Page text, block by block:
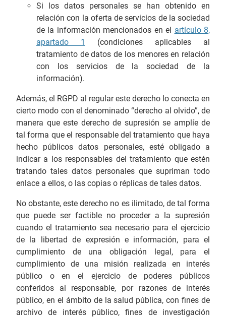
Si los datos personales se han obtenido en
relación con la oferta de servicios de la sociedad
de la información mencionados en el artículo 8,
apartado 1
(condiciones aplicables al
tratamiento de datos de los menores en relación
con los servicios de la sociedad de la
información).
Además, el RGPD al regular este derecho lo conecta en
cierto modo con el denominado “derecho al olvido”, de
manera que este derecho de supresión se amplíe de
tal forma que el responsable del tratamiento que haya
hecho públicos datos personales, esté obligado a
indicar a los responsables del tratamiento que estén
tratando tales datos personales que supriman todo
enlace a ellos, o las copias o réplicas de tales datos.
No obstante, este derecho no es ilimitado, de tal forma
que puede ser factible no proceder a la supresión
cuando el tratamiento sea necesario para el ejercicio
de la libertad de expresión e información, para el
cumplimiento de una obligación legal, para el
cumplimiento de una misión realizada en interés
público o en el ejercicio de poderes públicos
conferidos al responsable, por razones de interés
público, en el ámbito de la salud pública, con fines de
archivo de interés público, fines de investigación